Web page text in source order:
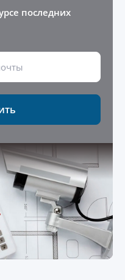
последних